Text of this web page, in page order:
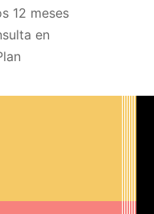
12 meses
en